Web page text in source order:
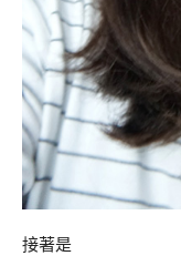
接著是